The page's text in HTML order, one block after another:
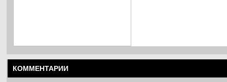
КОММЕНТАРИИ